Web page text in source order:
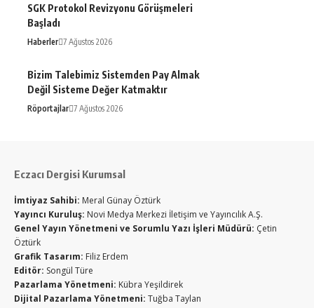
SGK Protokol Revizyonu Görüşmeleri
Başladı
Haberler 7 Ağustos 2026
Bizim Talebimiz Sistemden Pay Almak
Değil Sisteme Değer Katmaktır
Röportajlar 7 Ağustos 2026
Eczacı Dergisi Kurumsal
İmtiyaz Sahibi: Meral Günay Öztürk
Yayıncı Kuruluş: Novi Medya Merkezi İletişim ve Yayıncılık A.Ş.
Genel Yayın Yönetmeni ve Sorumlu Yazı İşleri Müdürü: Çetin
Öztürk
Grafik Tasarım: Filiz Erdem
Editör: Songül Türe
Pazarlama Yönetmeni: Kübra Yeşildirek
Dijital Pazarlama Yönetmeni: Tuğba Taylan